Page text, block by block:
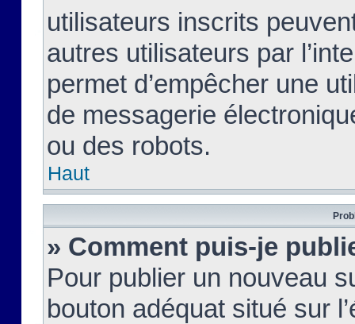
utilisateurs inscrits
autres utilisateurs par
permet d’empêcher une
de messagerie
ou des robots.
Haut
» Comment puis-je
Pour publier un nouveau
bouton adéquat situé sur